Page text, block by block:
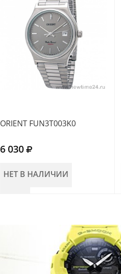
ORIENT FUN3T003K0
6 030
НЕТ В НАЛИЧИИ